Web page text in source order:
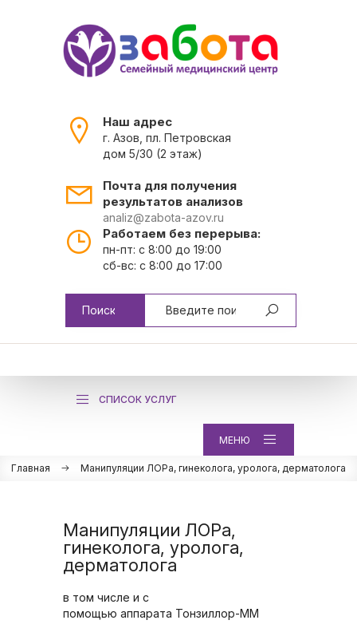
Наш адрес
г. Азов, пл. Петровская
дом 5/30 (2 этаж)
Почта для получения
результатов анализов
analiz@zabota-azov.ru
Работаем без перерыва:
пн-пт: с 8:00 до 19:00
сб-вс: с 8:00 до 17:00
СПИСОК УСЛУГ
МЕНЮ
Главная Манипуляции ЛОРа, гинеколога, уролога, дерматолога
Манипуляции ЛОРа,
гинеколога, уролога,
дерматолога
в том числе и с
помощью аппарата Тонзиллор-ММ